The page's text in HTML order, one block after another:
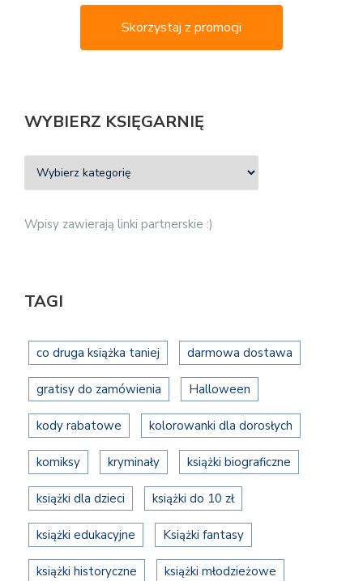
Skorzystaj z promocji
WYBIERZ KSIĘGARNIĘ
Wpisy zawierają linki partnerskie :)
TAGI
co druga książka taniej darmowa dostawa
gratisy do zamówienia Halloween
kody rabatowe kolorowanki dla dorosłych
komiksy kryminały książki biograficzne
książki dla dzieci książki do 10 zł
książki edukacyjne Książki fantasy
książki historyczne książki młodzieżowe